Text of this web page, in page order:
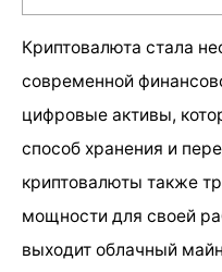
Криптовалюта стала
современной
цифровые активы,
способ хранения и
криптовалюты также
мощности для своей
выходит облачный